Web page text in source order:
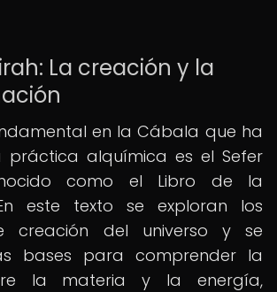
La creación y la
en la Cábala que ha
práctica alquímica es el Sefer
como el Libro de la
este texto se exploran los
creación del universo y se
bases para comprender la
la materia y la energía,